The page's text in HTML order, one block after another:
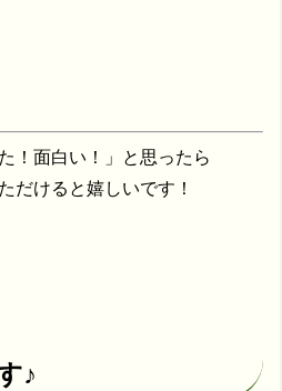
！面白い！」と思ったら
だけると嬉しいです！
♪